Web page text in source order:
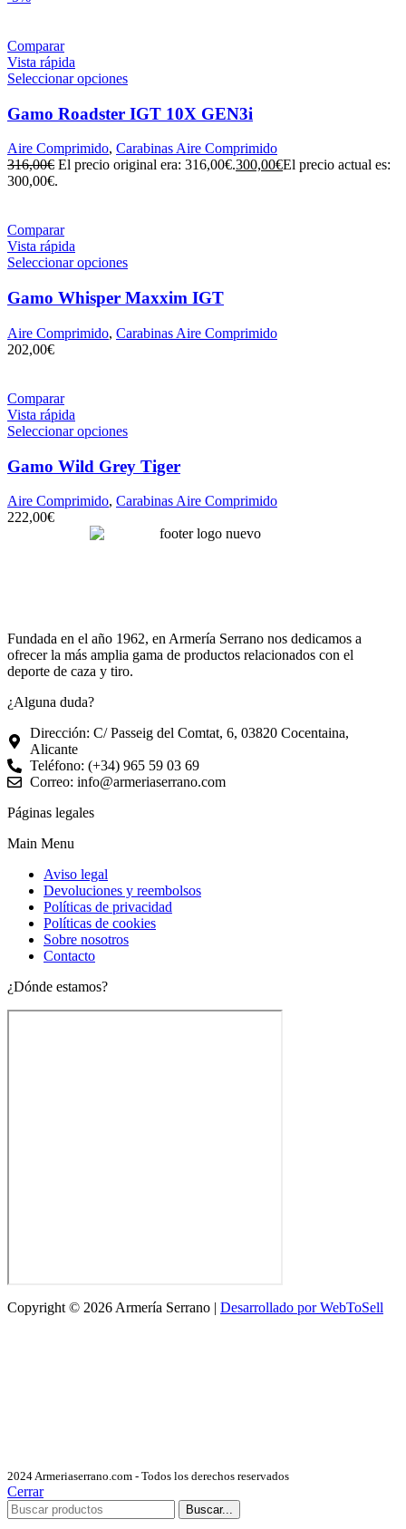
Comparar
Vista rápida
Seleccionar opciones
Gamo Roadster IGT 10X GEN3i
Aire Comprimido, Carabinas Aire Comprimido
316,00€ El precio original era: 316,00€.300,00€El precio actual es:
300,00€.
Comparar
Vista rápida
Seleccionar opciones
Gamo Whisper Maxxim IGT
Aire Comprimido, Carabinas Aire Comprimido
202,00€
Comparar
Vista rápida
Seleccionar opciones
Gamo Wild Grey Tiger
Aire Comprimido, Carabinas Aire Comprimido
222,00€
Fundada en el año 1962, en Armería Serrano nos dedicamos a
ofrecer la más amplia gama de productos relacionados con el
deporte de caza y tiro.
¿Alguna duda?
Dirección: C/ Passeig del Comtat, 6, 03820 Cocentaina,
Alicante
Teléfono: (+34) 965 59 03 69
Correo: info@armeriaserrano.com
Páginas legales
Main Menu
Aviso legal
Devoluciones y reembolsos
Políticas de privacidad
Políticas de cookies
Sobre nosotros
Contacto
¿Dónde estamos?
Copyright © 2026 Armería Serrano | Desarrollado por WebToSell
2024 Armeriaserrano.com - Todos los derechos reservados
Cerrar
Buscar...